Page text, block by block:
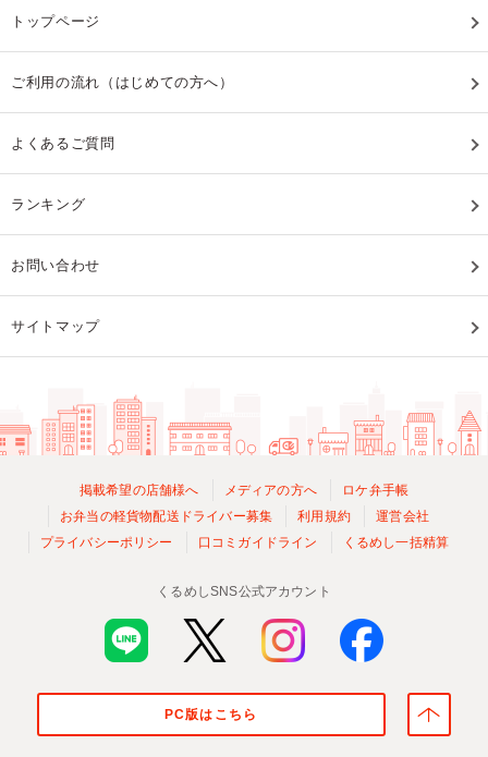
トップページ
ご利用の流れ（はじめての方へ）
よくあるご質問
ランキング
お問い合わせ
サイトマップ
掲載希望の店舗様へ メディアの方へ
ロケ弁手帳
お弁当の軽貨物配送ドライバー募集
利用規約
運営会社
プライバシーポリシー
口コミガイドライン くるめし一括精算
くるめしSNS公式アカウント
PC版はこちら